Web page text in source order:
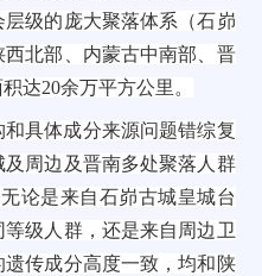
级的庞大聚落体系（石峁
北部、内蒙古中南部、晋
达20余万平方公里。
具体成分来源问题错综复
周边及晋南多处聚落人群
论是来自石峁古城皇城台
等级人群，还是来自周边卫
传成分高度一致，均和陕